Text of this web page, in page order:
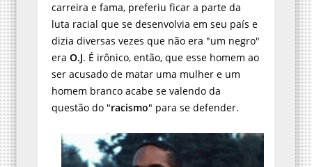
carreira e fama, preferiu ficar a parte da
luta racial que se desenvolvia em seu país e
dizia diversas vezes que não era "um negro"
era O.J. É irônico, então, que esse homem ao
ser acusado de matar uma mulher e um
homem branco acabe se valendo da
questão do "racismo" para se defender.